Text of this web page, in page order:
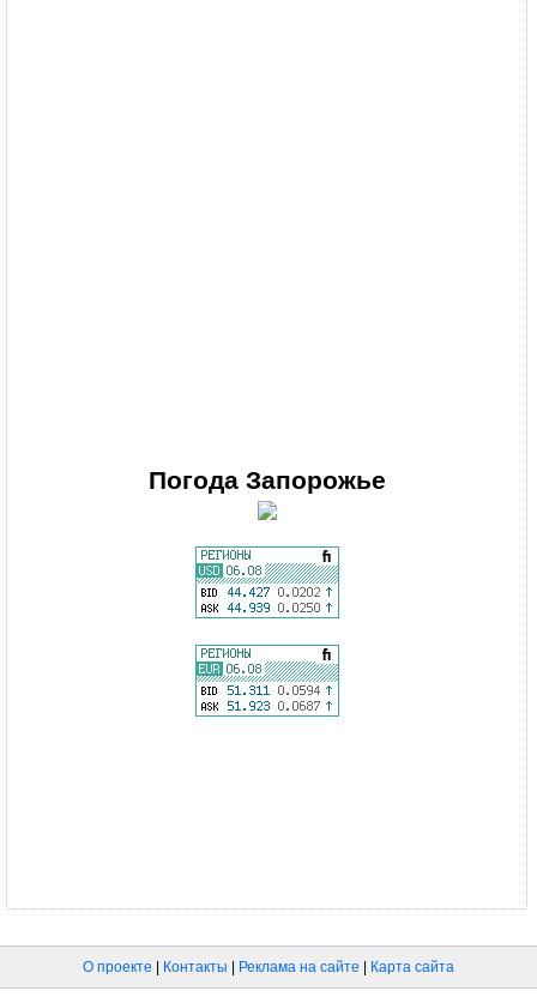
Погода Запорожье
О проекте Контакты Реклама на сайте Карта сайта